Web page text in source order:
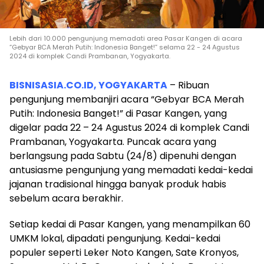
Lebih dari 10.000 pengunjung memadati area Pasar Kangen di acara
“Gebyar BCA Merah Putih: Indonesia Banget!” selama 22 - 24 Agustus
2024 di komplek Candi Prambanan, Yogyakarta.
BISNISASIA.CO.ID, YOGYAKARTA – Ribuan
pengunjung membanjiri acara “Gebyar BCA Merah
Putih: Indonesia Banget!” di Pasar Kangen, yang
digelar pada 22 – 24 Agustus 2024 di komplek Candi
Prambanan, Yogyakarta. Puncak acara yang
berlangsung pada Sabtu (24/8) dipenuhi dengan
antusiasme pengunjung yang memadati kedai-kedai
jajanan tradisional hingga banyak produk habis
sebelum acara berakhir.
Setiap kedai di Pasar Kangen, yang menampilkan 60
UMKM lokal, dipadati pengunjung. Kedai-kedai
populer seperti Leker Noto Kangen, Sate Kronyos,